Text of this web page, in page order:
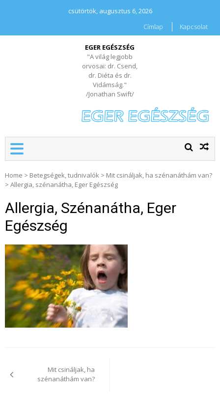
csütörtök, augusztus 6, 2026
Címlap
Kapcsolat
EGER EGÉSZSÉG
"A világ legjobb
orvosai: dr. Csend,
dr. Diéta és dr.
Vidámság."
/Jonathan Swift/
Home > Betegségek, tudnivalók > Mit csináljak, ha szénanáthám van?
> Allergia, szénanátha, Eger Egészség
Allergia, Szénanátha, Eger
Egészség
Mit csináljak, ha
szénanáthám van?